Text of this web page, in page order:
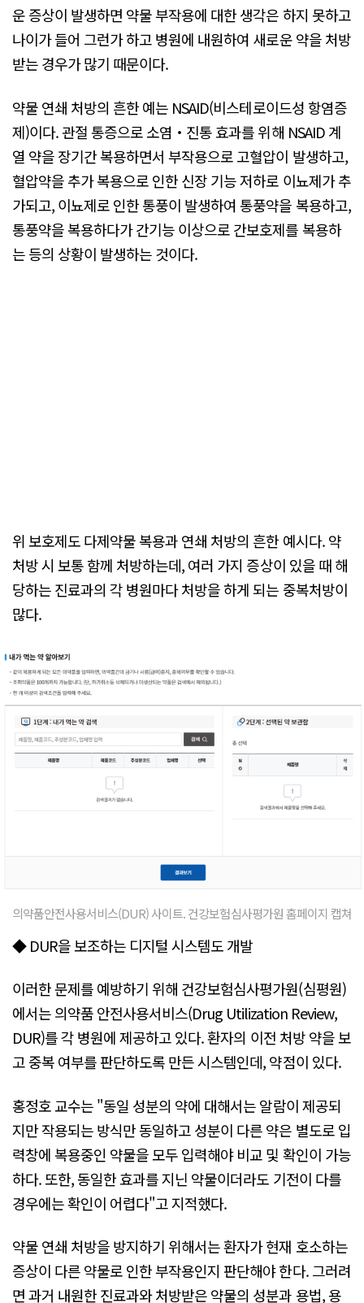
운 증상이 발생하면 약물 부작용에 대한 생각은 하지 못하고
나이가 들어 그런가 하고 병원에 내원하여 새로운 약을 처방
받는 경우가 많기 때문이다.
약물 연쇄 처방의 흔한 예는 NSAID(비스테로이드성 항염증
제)이다. 관절 통증으로 소염‧진통 효과를 위해 NSAID 계
열 약을 장기간 복용하면서 부작용으로 고혈압이 발생하고,
혈압약을 추가 복용으로 인한 신장 기능 저하로 이뇨제가 추
가되고, 이뇨제로 인한 통풍이 발생하여 통풍약을 복용하고,
통풍약을 복용하다가 간기능 이상으로 간보호제를 복용하
는 등의 상황이 발생하는 것이다.
위 보호제도 다제약물 복용과 연쇄 처방의 흔한 예시다. 약
처방 시 보통 함께 처방하는데, 여러 가지 증상이 있을 때 해
당하는 진료과의 각 병원마다 처방을 하게 되는 중복처방이
많다.
의약품안전사용서비스(DUR) 사이트. 건강보험심사평가원 홈페이지 캡쳐
◆ DUR을 보조하는 디지털 시스템도 개발
이러한 문제를 예방하기 위해 건강보험심사평가원(심평원)
에서는 의약품 안전사용서비스(Drug Utilization Review,
DUR)를 각 병원에 제공하고 있다. 환자의 이전 처방 약을 보
고 중복 여부를 판단하도록 만든 시스템인데, 약점이 있다.
홍정호 교수는 "동일 성분의 약에 대해서는 알람이 제공되
지만 작용되는 방식만 동일하고 성분이 다른 약은 별도로 입
력창에 복용중인 약물을 모두 입력해야 비교 및 확인이 가능
하다. 또한, 동일한 효과를 지닌 약물이더라도 기전이 다를
경우에는 확인이 어렵다"고 지적했다.
약물 연쇄 처방을 방지하기 위해서는 환자가 현재 호소하는
증상이 다른 약물로 인한 부작용인지 판단해야 한다. 그러려
면 과거 내원한 진료과와 처방받은 약물의 성분과 용법, 용